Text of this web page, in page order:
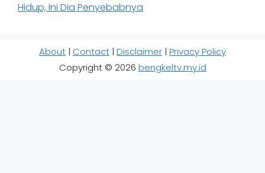
Hidup, Ini Dia Penyebabnya
About | Contact | Disclaimer | Privacy Policy
Copyright © 2026 bengkeltv.my.id